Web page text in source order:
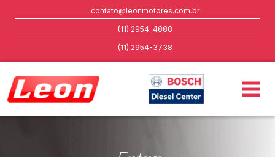
contato@leonmotores.com.br
(11) 2954-4888
(11) 2954-3738